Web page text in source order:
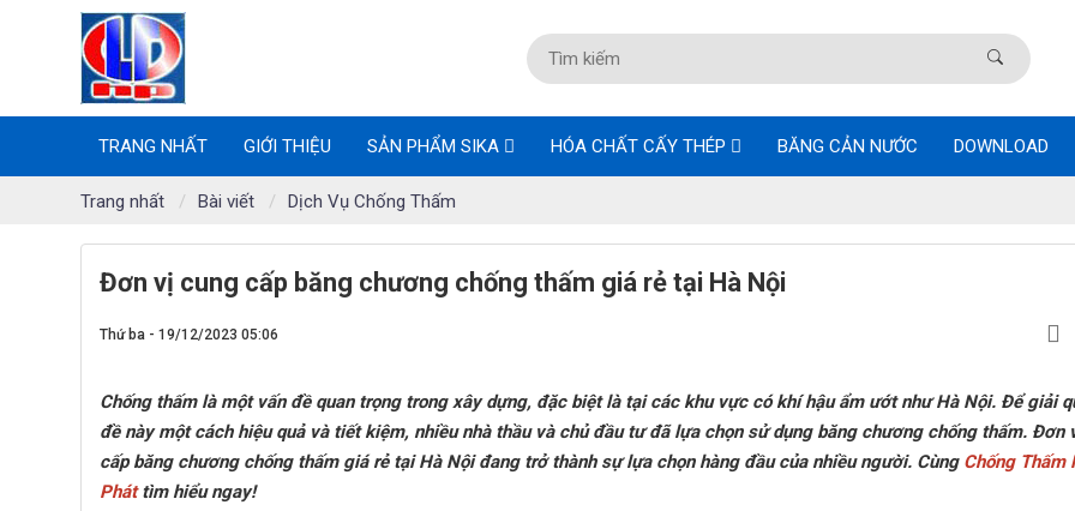
TRANG NHẤT GIỚI THIỆU SẢN PHẨM SIKA HÓA CHẤT CẤY THÉP BĂNG CẢN NƯỚC DOWNLOAD
Trang nhất Bài viết Dịch Vụ Chống Thấm
Đơn vị cung cấp băng chương chống thấm giá rẻ tại Hà Nội
Thứ ba - 19/12/2023 05:06
Chống thấm là một vấn đề quan trọng trong xây dựng, đặc biệt là tại các khu vực có khí hậu ẩm ướt như Hà Nội. Để giải
đề này một cách hiệu quả và tiết kiệm, nhiều nhà thầu và chủ đầu tư đã lựa chọn sử dụng băng chương chống thấm. Đơn
cấp băng chương chống thấm giá rẻ tại Hà Nội đang trở thành sự lựa chọn hàng đầu của nhiều người. Cùng Chống Thấm
Pháttìm hiểu ngay!